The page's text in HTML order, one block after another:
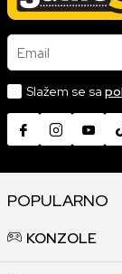
Email
Slažem se sa
POPULARNO
KONZOLE